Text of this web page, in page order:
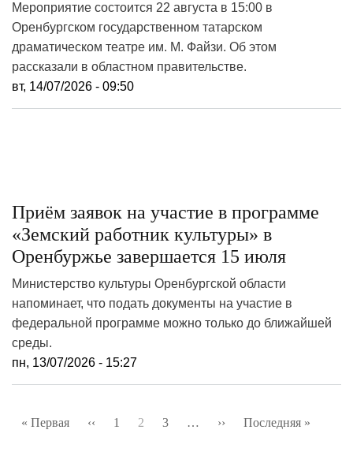
Мероприятие состоится 22 августа в 15:00 в
Оренбургском государственном татарском
драматическом театре им. М. Файзи. Об этом
рассказали в областном правительстве.
вт, 14/07/2026 - 09:50
Приём заявок на участие в программе
«Земский работник культуры» в
Оренбуржье завершается 15 июля
Министерство культуры Оренбургской области
напоминает, что подать документы на участие в
федеральной программе можно только до ближайшей
среды.
пн, 13/07/2026 - 15:27
Нумерация
страниц
« Первая Первая
‹‹ Предыдущая
1 2 3 … ›› Следующая
Последняя »